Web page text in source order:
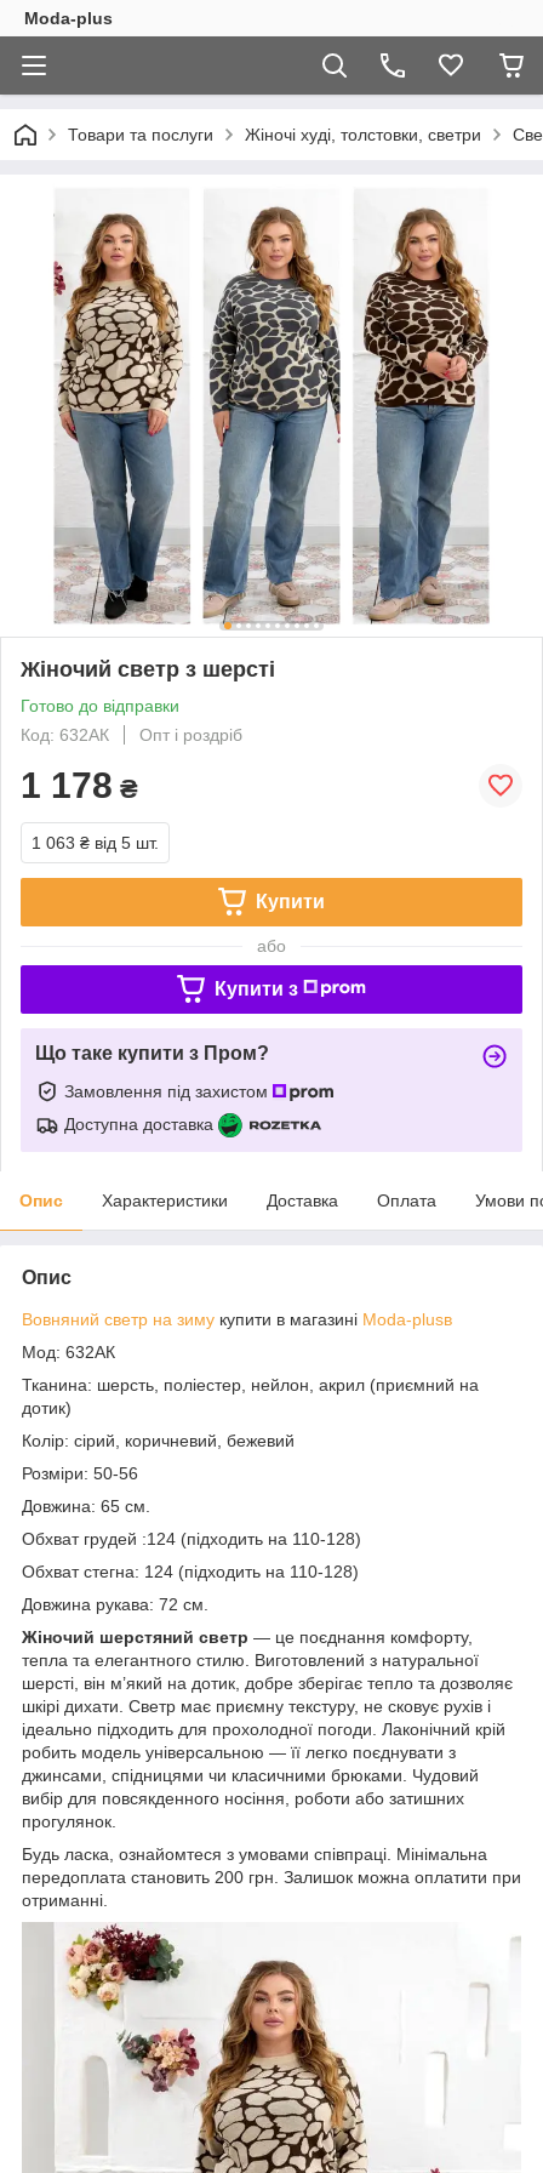
Moda-plus
Товари та послуги Жіночі худі, толстовки, светри
Жіночий светр з шерсті
Готово до відправки
Код: 632АК
Опт і роздріб
1 178 ₴
1 063 ₴ від 5 шт.
Купити
або
Купити з
Що таке купити з Пром?
Замовлення під захистом
Доступна доставка
Опис Характеристики Доставка Оплата Умови
Опис
Вовняний светр на зиму купити в магазині Moda-plusв
Мод: 632АК
Тканина: шерсть, поліестер, нейлон, акрил (приємний на
дотик)
Колір: сірий, коричневий, бежевий
Розміри: 50-56
Довжина: 65 см.
Обхват грудей :124 (підходить на 110-128)
Обхват стегна: 124 (підходить на 110-128)
Довжина рукава: 72 см.
Жіночий шерстяний светр — це поєднання комфорту,
тепла та елегантного стилю. Виготовлений з натуральної
шерсті, він м’який на дотик, добре зберігає тепло та дозволяє
шкірі дихати. Светр має приємну текстуру, не сковує рухів і
ідеально підходить для прохолодної погоди. Лаконічний крій
робить модель універсальною — її легко поєднувати з
джинсами, спідницями чи класичними брюками. Чудовий
вибір для повсякденного носіння, роботи або затишних
прогулянок.
Будь ласка, ознайомтеся з умовами співпраці. Мінімальна
передоплата становить 200 грн. Залишок можна оплатити при
отриманні.